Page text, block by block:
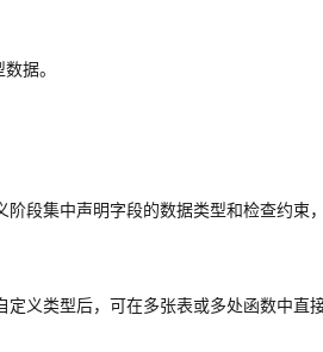
据。
阶段集中声明字段的数据类型和检查约束
定义类型后，可在多张表或多处函数中直